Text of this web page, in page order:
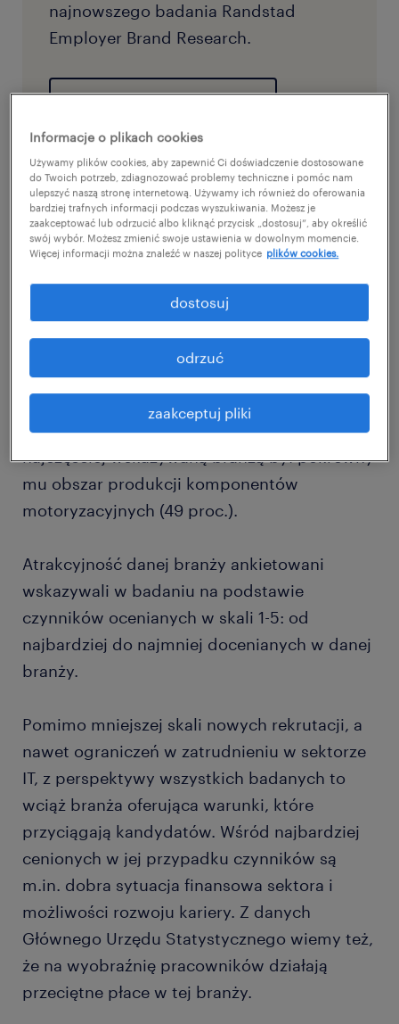
najnowszego badania Randstad
Employer Brand Research.
spektakularny awans branży IT na
pozycję lidera
W porównaniu do ubiegłorocznej edycji
najatrakcyjniejszych sektorów mocno
awansowała – na 1. miejsce wspięła się aż z 8.
pozycji, osiągając 51 proc. wskazań. Tuż za
nią, z niemal identycznym wynikiem
uplasował się sektor motoryzacyjny, czyli
zeszłoroczny lider: 50 proc. wskazań. Trzecią
najczęściej wskazywaną branżą był pokrewny
mu obszar produkcji komponentów
motoryzacyjnych (49 proc.).
Atrakcyjność danej branży ankietowani
wskazywali w badaniu na podstawie
czynników ocenianych w skali 1-5: od
najbardziej do najmniej docenianych w danej
branży.
Pomimo mniejszej skali nowych rekrutacji, a
nawet ograniczeń w zatrudnieniu w sektorze
IT, z perspektywy wszystkich badanych to
wciąż branża oferująca warunki, które
przyciągają kandydatów. Wśród najbardziej
cenionych w jej przypadku czynników są
m.in. dobra sytuacja finansowa sektora i
możliwości rozwoju kariery. Z danych
Głównego Urzędu Statystycznego wiemy też,
że na wyobraźnię pracowników działają
przeciętne płace w tej branży.
Informacje o plikach cookies
Używamy plików cookies, aby zapewnić Ci doświadczenie dostosowane
do Twoich potrzeb, zdiagnozować problemy techniczne i pomóc nam
ulepszyć naszą stronę internetową. Używamy ich również do oferowania
bardziej trafnych informacji podczas wyszukiwania. Możesz je
zaakceptować lub odrzucić albo kliknąć przycisk „dostosuj”, aby określić
swój wybór. Możesz zmienić swoje ustawienia w dowolnym momencie.
Więcej informacji można znaleźć w naszej polityce plików cookies.
zaakceptuj pliki
odrzuć
dostosuj